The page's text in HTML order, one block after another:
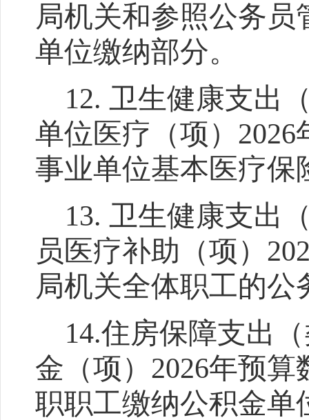
局机关和参照公务
单位缴纳部分。
12. 卫生健康支出
单位医疗（项） 2026
事业单位基本医疗保
13. 卫生健康支出
员医疗补助（项）
局机关全体职工的
14.住房保障支出
金（项） 2026年预算
职职工缴纳公积金单